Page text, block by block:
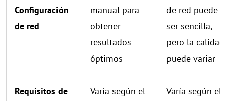
Configuración
de red
manual para
obtener
resultados
óptimos
de red puede
ser sencilla,
pero la calidad
puede variar
Requisitos de
Varía según el
Varía según el